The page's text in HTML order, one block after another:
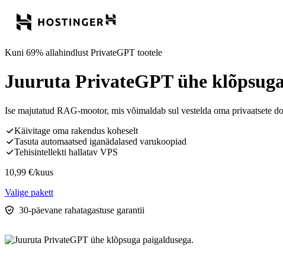
Kuni 69% allahindlust PrivateGPT tootele
Juuruta PrivateGPT ühe
Ise majutatud RAG-mootor, mis võimaldab sul vestelda oma
Käivitage oma rakendus koheselt
Tasuta automaatsed iganädalased varukoopiad
Tehisintellekti hallatav VPS
10,99 €/kuus
Valige pakett
30-päevane rahatagastuse garantii